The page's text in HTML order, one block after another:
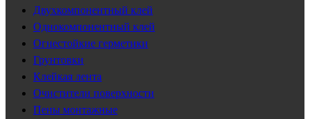
Двухкомпонентный клей
Однокомпонентный клей
Огнестойкие герметики
Грунтовки
Клейкая лента
Очистители поверхности
Пены монтажные